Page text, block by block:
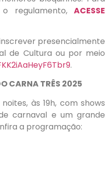
regulamento, ACESSE
presencialmente
de Cultura ou por meio
.
CARNA TRÊS 2025
às 19h, com shows
carnaval e um grande
a programação: